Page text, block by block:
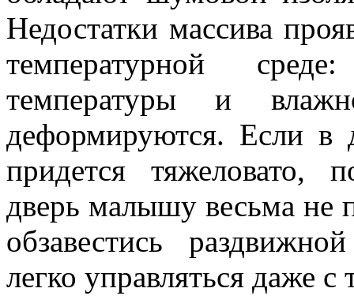
Недостатки массива
температурной
температуры и
деформируются. Если в
придется тяжеловато,
дверь малышу весьма не
обзавестись
легко управляться даже